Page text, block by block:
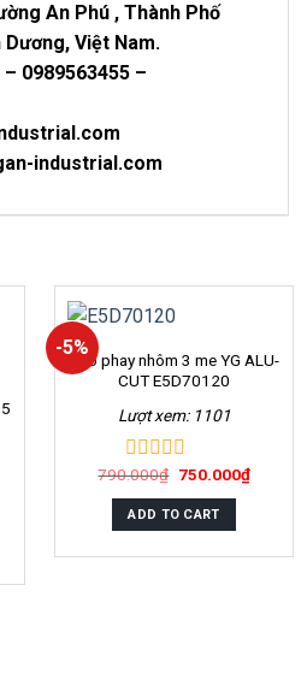
An Phú , Thành Phố
Việt Nam.
0989563455 –
industrial.com
-5%
Dao phay nhôm 3 me YG ALU-
CUT E5D70120
Lượt xem: 1101
0
out
of
5
790.000₫ 750.000₫
ADD TO CART